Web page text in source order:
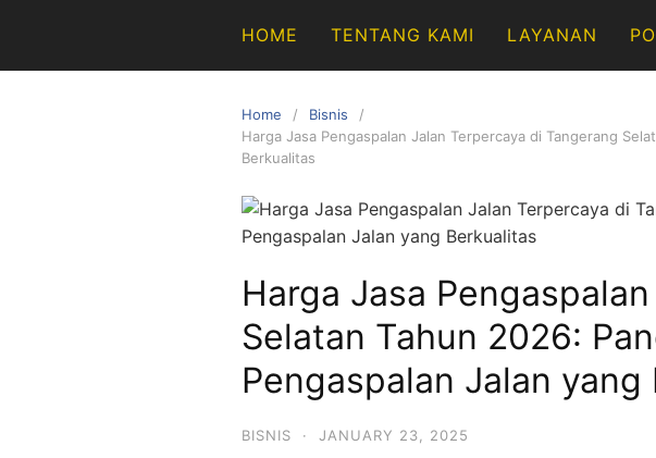
content
HOME TENTANG KAMI LAYANAN
Home
Bisnis
Harga Jasa Pengaspalan Jalan Terpercaya di Tangerang
Berkualitas
Harga Jasa
Selatan Tahun 2026:
Pengaspalan Jalan yang
BISNIS · JANUARY 23, 2025